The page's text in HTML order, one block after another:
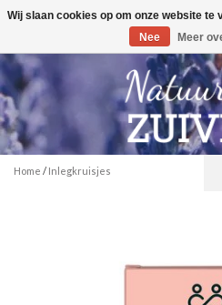
Toggle
Home / Inlegkruisjes
Wij slaan cookies op om onze website te
Nee
Meer